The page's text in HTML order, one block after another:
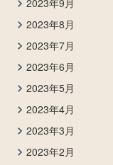
2023年9月
2023年8月
2023年7月
2023年6月
2023年5月
2023年4月
2023年3月
2023年2月